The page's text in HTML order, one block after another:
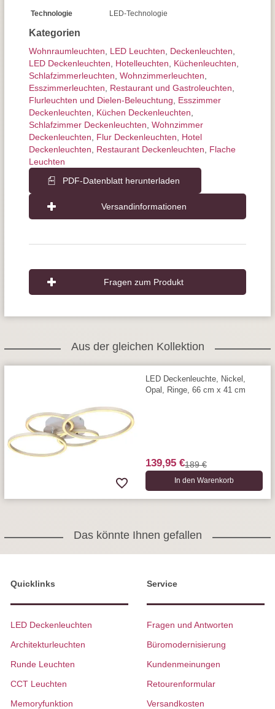
Kategorien
Wohnraum­leuchten LED Leuchten Decken­leuchten
LED Deckenleuchten
Hotelleuchten Küchenleuchten
Schlafzimmer­leuchten Wohnzimmer­leuchten
Esszimmer­­leuchten
Restaurant und Gastroleuchten
Flurleuchten und Dielen-Beleuchtung
Esszimmer
Deckenleuchten
Küchen Deckenleuchten
Schlafzimmer Deckenleuchten Wohnzimmer
Deckenleuchten
Flur Deckenleuchten
Hotel
Deckenleuchten
Restaurant Deckenleuchten
Flache
Leuchten
PDF-Datenblatt herunterladen
Versandinformationen
Technologie LED-Technologie
Fragen zum Produkt
Aus der gleichen Kollektion
LED Deckenleuchte, Nickel,
Opal, Ringe, 66 cm x 41 cm
139,95 €189 €
In den Warenkorb
Das könnte Ihnen gefallen
Quicklinks
LED Deckenleuchten
Architekturleuchten
Runde Leuchten
CCT Leuchten
Memoryfunktion
Service
Fragen und Antworten
Büromodernisierung
Kundenmeinungen
Retourenformular
Versandkosten